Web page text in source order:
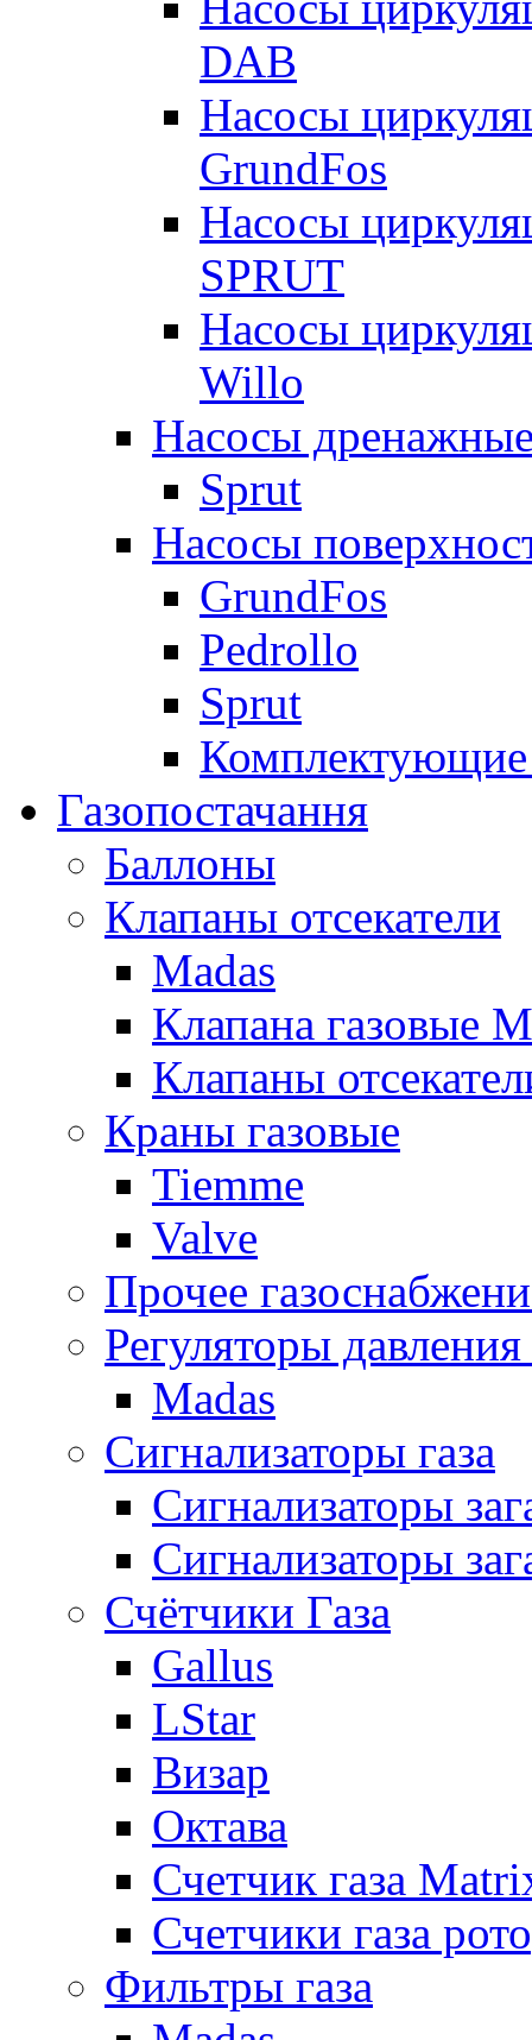
DAB
Насосы
GrundFos
Насосы
SPRUT
Насосы
Willo
Насосы
Sprut
Насосы
GrundFos
Pedrollo
Sprut
Комплектующие
Газопостачання
Баллоны
Клапаны отсекатели
Madas
Клапана газовые
Клапаны
Краны газовые
Tiemme
Valve
Прочее
Регуляторы давления
Madas
Сигнализаторы газа
Сигнализаторы
Сигнализаторы
Счётчики Газа
Gallus
LStar
Визар
Октава
Счетчик газа
Счетчики газа
Фильтры газа